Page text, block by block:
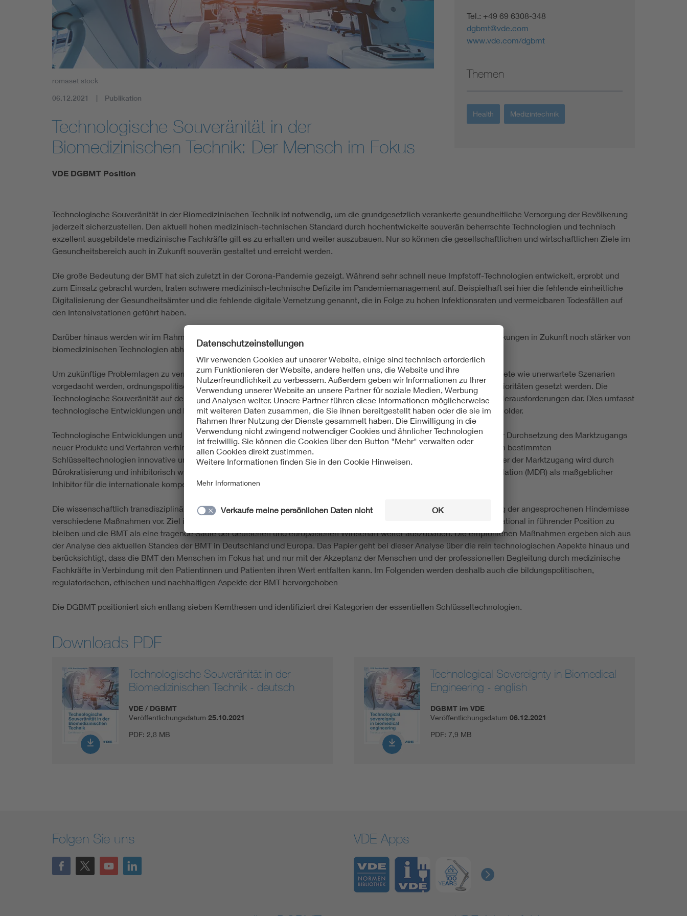
Standards
romaset stock
06.12.2021 Publikation
Technologische Souveränität in der
Biomedizinischen Technik: Der Mensch im Fokus
VDE DGBMT Position
Tel.: +49 69 6308-348
dgbmt@vde.com
www.vde.com/dgbmt
Themen
Health Medizintechnik
Technologische Souveränität in der Biomedizinischen Technik ist notwendig, um die grundgesetzlich verankerte gesundheitliche Versorgung der Bevölkerung
jederzeit sicherzustellen. Den aktuell hohen medizinisch-technischen Standard durch hochentwickelte souverän beherrschte Technologien und technisch
exzellent ausgebildete medizinische Fachkräfte gilt es zu erhalten und weiter auszubauen. Nur so können die gesellschaftlichen und wirtschaftlichen Ziele im
Gesundheitsbereich auch in Zukunft souverän gestaltet und erreicht werden.
Die große Bedeutung der BMT hat sich zuletzt in der Corona-Pandemie gezeigt. Während sehr schnell neue Impfstoff-Technologien entwickelt, erprobt und
zum Einsatz gebracht wurden, traten schwere medizinisch-technische Defizite im Pandemiemanagement auf. Beispielhaft sei hier die fehlende einheitliche
Digitalisierung der Gesundheitsämter und die fehlende digitale Vernetzung genannt, die in Folge zu hohen Infektionsraten und vermeidbaren Todesfällen auf
den Intensivstationen geführt haben.
Darüber hinaus werden wir im Rahmen des demographischen Wandels und einem zunehmenden Anteil chronischer Erkrankungen in Zukunft noch stärker von
biomedizinischen Technologien abhängen.
Um zukünftige Problemlagen zu vermeiden, müssen deshalb mit multidisziplinärer und interprofessioneller Expertise erwartete wie unerwartete Szenarien
vorgedacht werden, ordnungspolitische Entscheidungen vorbereitet und getroffen, sowie strukturelle wie technologische Prioritäten gesetzt werden. Die
Technologische Souveränität auf dem Gebiet der BMT stellt eine strategische Voraussetzung zur Bewältigung aller dieser Herausforderungen dar. Dies umfasst
technologische Entwicklungen und Lösungen ebenso wie die Organisation des Zusammenspiels der verschiedenen Stakeholder.
Technologische Entwicklungen und Lösungen in der BMT werden maßgeblich durch den Mangel in der Entwicklung und der Durchsetzung des Marktzugangs
neuer Produkte und Verfahren verhindert. Teilweise behindern bereits heute Probleme bei der souveränen Beherrschung von bestimmten
Schlüsseltechnologien innovative und effiziente Lösungen. So beherrschen wir die grundlegenden Innovationsprozesse, aber der Marktzugang wird durch
Bürokratisierung und inhibitorisch wirkende Regulierung erheblich erschwert, insbesondere durch die Medical Device Regulation (MDR) als maßgeblicher
Inhibitor für die internationale kompetitive Aufstellung Europas auf dem Gebiet der BMT.
Die wissenschaftlich transdisziplinär orientierten Verfasser*innen dieses Positionspapiers schlagen deshalb zur Beseitigung der angesprochenen Hindernisse
verschiedene Maßnahmen vor. Ziel ist es, Spitzenleistungen auf dem zukunftsrelevanten Gebiet der BMT zu sichern, international in führender Position zu
bleiben und die BMT als eine tragende Säule der deutschen und europäischen Wirtschaft weiter auszubauen. Die empfohlenen Maßnahmen ergeben sich aus
der Analyse des aktuellen Standes der BMT in Deutschland und Europa. Das Papier geht bei dieser Analyse über die rein technologischen Aspekte hinaus und
berücksichtigt, dass die BMT den Menschen im Fokus hat und nur mit der Akzeptanz der Menschen und der professionellen Begleitung durch medizinische
Fachkräfte in Verbindung mit den Patientinnen und Patienten ihren Wert entfalten kann. Im Folgenden werden deshalb auch die bildungspolitischen,
regulatorischen, ethischen und nachhaltigen Aspekte der BMT hervorgehoben
Die DGBMT positioniert sich entlang sieben Kernthesen und identifiziert drei Kategorien der essentiellen Schlüsseltechnologien.
Downloads PDF
Technologische Souveränität in der
Biomedizinischen Technik - deutsch
VDE / DGBMT
Veröffentlichungsdatum 25.10.2021
PDF: 2,8 MB
Technological Sovereignty in Biomedical
Engineering - english
DGBMT im VDE
Veröffentlichungsdatum 06.12.2021
PDF: 7,9 MB
Folgen Sie uns VDE Apps